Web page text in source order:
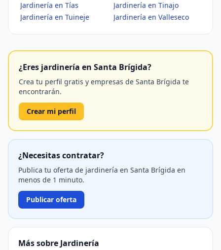
Jardinería en Tías
Jardinería en Tinajo
Jardinería en Tuineje
Jardinería en Valleseco
¿Eres jardinería en Santa Brígida?
Crea tu perfil gratis y empresas de Santa Brígida te
encontrarán.
Crear mi perfil
¿Necesitas contratar?
Publica tu oferta de jardinería en Santa Brígida en
menos de 1 minuto.
Publicar oferta
Más sobre Jardinería